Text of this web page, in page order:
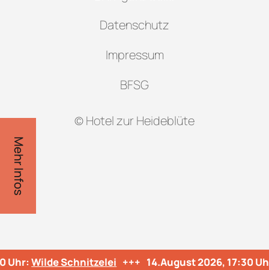
Mehr Infos
© Hotel zur Heideblüte
Datenschutz
Impressum
BFSG
Uhr:Wilde Schnitzelei +++ 14.August 2026, 17:30